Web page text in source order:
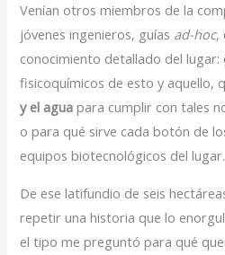
Venían otros miembros de la
jóvenes ingenieros, guías ad-hoc,
conocimiento detallado del lugar:
fisicoquímicos de esto y aquello,
y el agua para cumplir con tales
o para qué sirve cada botón de
equipos biotecnológicos del lugar.
De ese latifundio de seis
repetir una historia que lo
el tipo me preguntó para qué